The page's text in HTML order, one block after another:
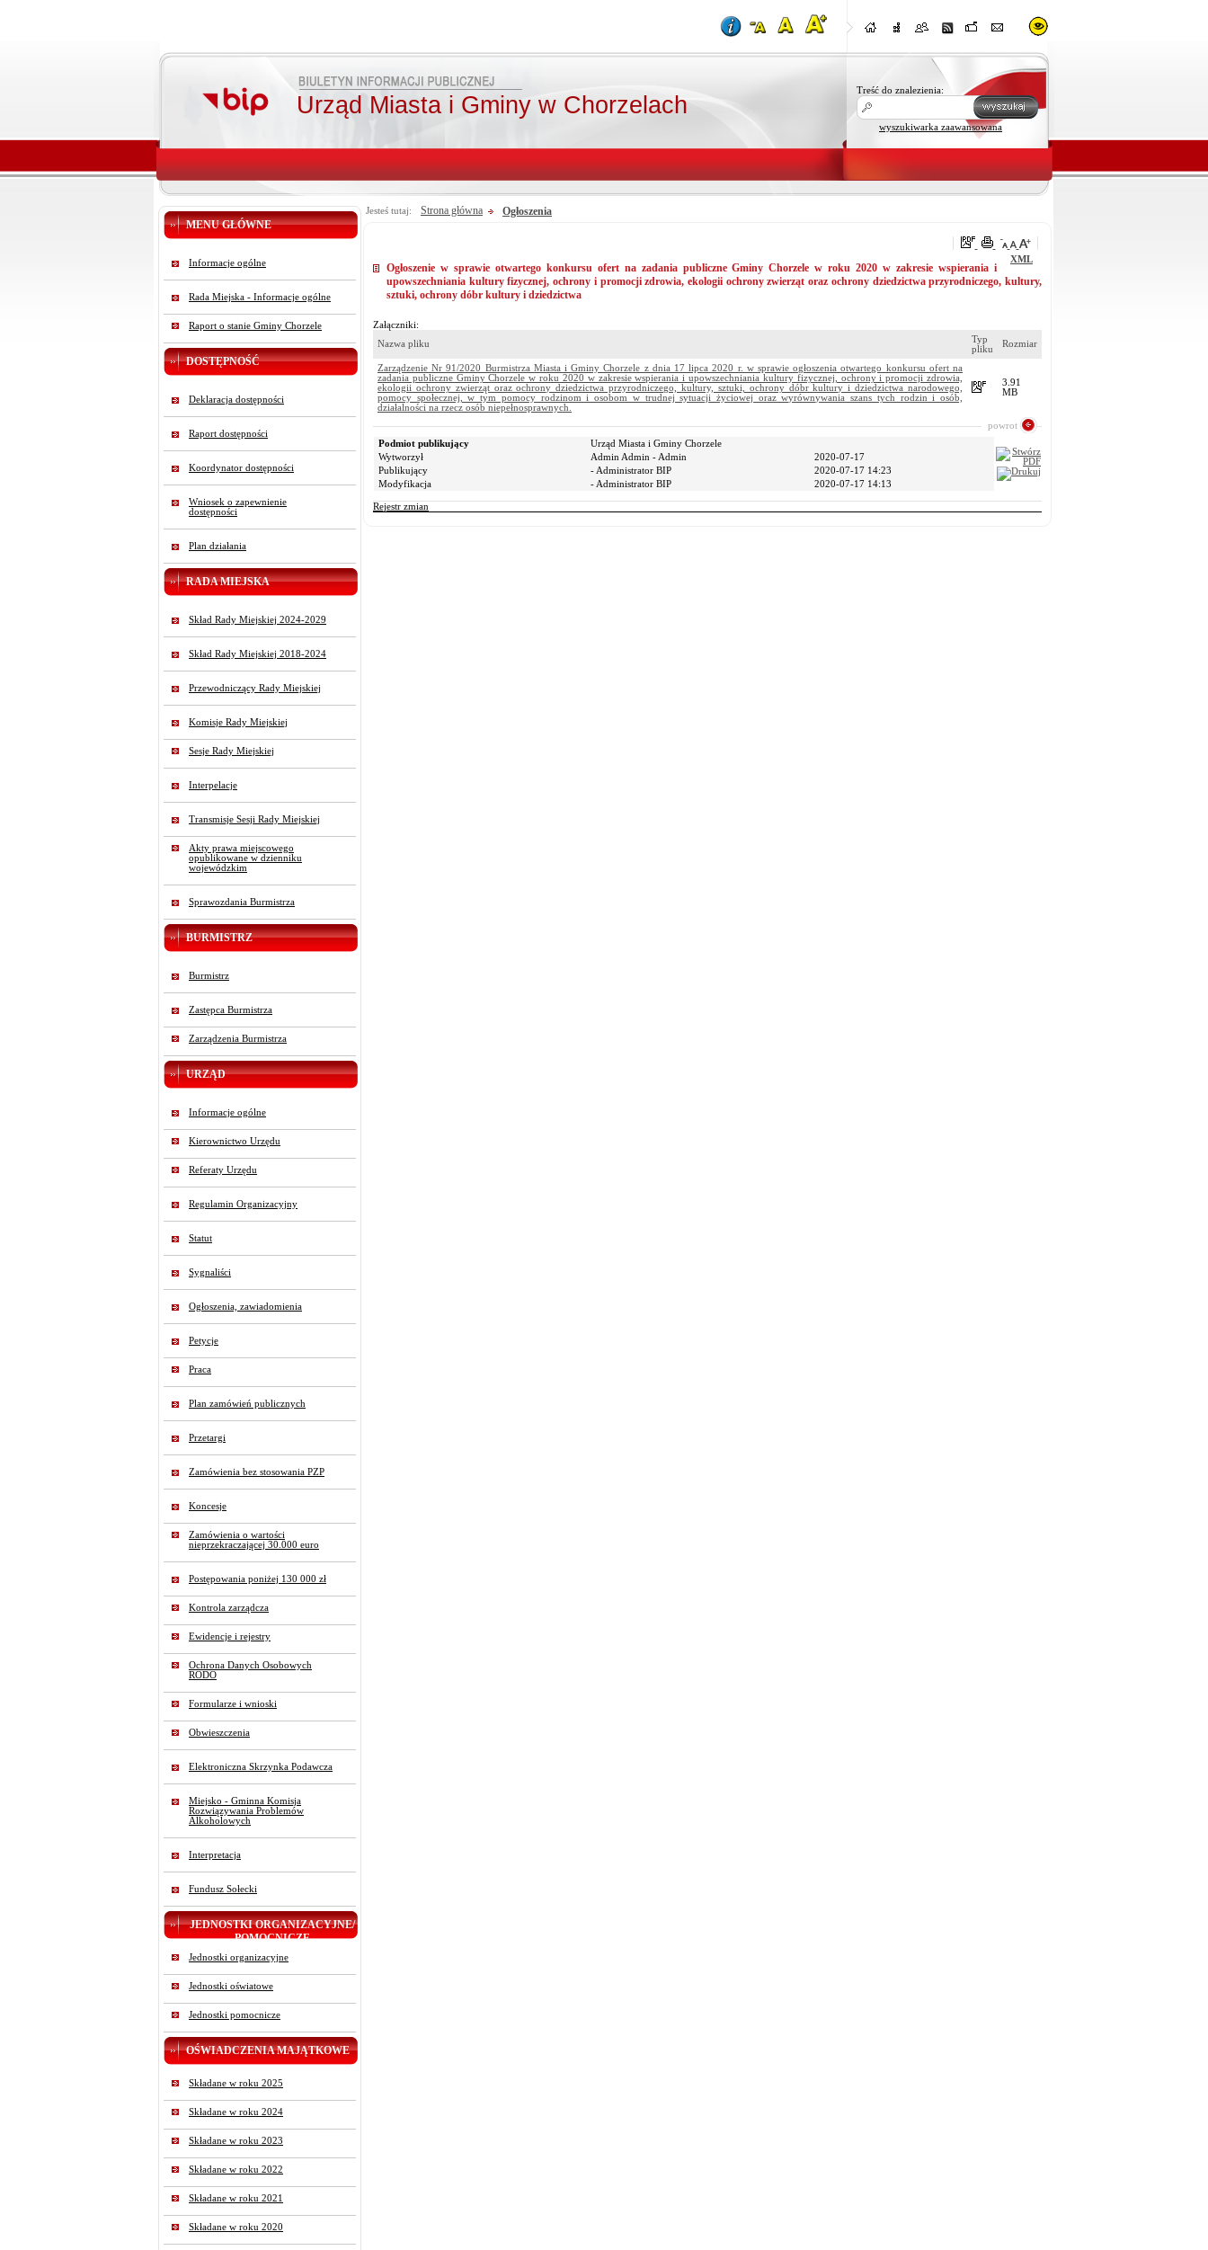
Urząd Miasta i Gminy w Chorzelach
Treść do znalezienia:
wyszukiwarka zaawansowana
MENU GŁÓWNE
Informacje ogólne
Rada Miejska - Informacje ogólne
Raport o stanie Gminy Chorzele
DOSTĘPNOŚĆ
Deklaracja dostępności
Raport dostępności
Koordynator dostępności
Wniosek o zapewnienie
dostępności
Plan działania
RADA MIEJSKA
Skład Rady Miejskiej 2024-2029
Skład Rady Miejskiej 2018-2024
Przewodniczący Rady Miejskiej
Komisje Rady Miejskiej
Sesje Rady Miejskiej
Interpelacje
Transmisje Sesji Rady Miejskiej
Akty prawa miejscowego
opublikowane w dzienniku
wojewódzkim
Sprawozdania Burmistrza
BURMISTRZ
Burmistrz
Zastępca Burmistrza
Zarządzenia Burmistrza
URZĄD
Informacje ogólne
Kierownictwo Urzędu
Referaty Urzędu
Regulamin Organizacyjny
Statut
Sygnaliści
Ogłoszenia, zawiadomienia
Petycje
Praca
Plan zamówień publicznych
Przetargi
Zamówienia bez stosowania PZP
Koncesje
Zamówienia o wartości
nieprzekraczającej 30.000 euro
Postępowania poniżej 130 000 zł
Kontrola zarządcza
Ewidencje i rejestry
Ochrona Danych Osobowych
RODO
Formularze i wnioski
Obwieszczenia
Elektroniczna Skrzynka Podawcza
Miejsko - Gminna Komisja
Rozwiązywania Problemów
Alkoholowych
Interpretacja
Fundusz Sołecki
JEDNOSTKI ORGANIZACYJNE/
POMOCNICZE
Jednostki organizacyjne
Jednostki oświatowe
Jednostki pomocnicze
OŚWIADCZENIA MAJĄTKOWE
Składane w roku 2025
Składane w roku 2024
Składane w roku 2023
Składane w roku 2022
Składane w roku 2021
Składane w roku 2020
Jesteś tutaj: Strona główna Ogłoszenia
XML
Ogłoszenie w sprawie otwartego konkursu ofert na zadania publiczne Gminy Chorzele w roku 2020 w zakresie wspierania i
upowszechniania kultury fizycznej, ochrony i promocji zdrowia, ekologii ochrony zwierząt oraz ochrony dziedzictwa przyrodniczego, kultury,
sztuki, ochrony dóbr kultury i dziedzictwa
Załączniki:
Nazwa pliku
Typ
pliku
Rozmiar
Zarządzenie Nr 91/2020 Burmistrza Miasta i Gminy Chorzele z dnia 17 lipca 2020 r. w sprawie ogłoszenia otwartego konkursu ofert na
zadania publiczne Gminy Chorzele w roku 2020 w zakresie wspierania i upowszechniania kultury fizycznej, ochrony i promocji zdrowia,
ekologii ochrony zwierząt oraz ochrony dziedzictwa przyrodniczego, kultury, sztuki, ochrony dóbr kultury i dziedzictwa narodowego,
pomocy społecznej, w tym pomocy rodzinom i osobom w trudnej sytuacji życiowej oraz wyrównywania szans tych rodzin i osób,
działalności na rzecz osób niepełnosprawnych.
3.91
MB
powrot
Podmiot publikujący
Urząd Miasta i Gminy Chorzele
Wytworzył
Admin Admin - Admin
2020-07-17
Publikujący
- Administrator BIP
2020-07-17 14:23
Modyfikacja
- Administrator BIP 2020-07-17 14:13
Rejestr zmian